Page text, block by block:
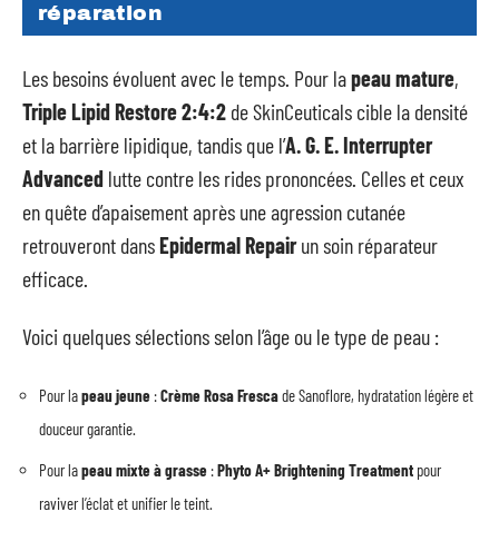
réparation
Les besoins évoluent avec le temps. Pour lapeau mature,
Triple Lipid Restore 2:4:2 de SkinCeuticals cible la densité
et la barrière lipidique, tandis que l’A. G. E. Interrupter
Advanced lutte contre les rides prononcées. Celles et ceux
en quête d’apaisement après une agression cutanée
retrouveront dansEpidermal Repairun soin réparateur
efficace.
Voici quelques sélections selon l’âge ou le type de peau :
Pour lapeau jeune :Crème Rosa Frescade Sanoflore, hydratation légère et
douceur garantie.
Pour lapeau mixte à grasse :Phyto A+ Brightening Treatment pour
raviver l’éclat et unifier le teint.